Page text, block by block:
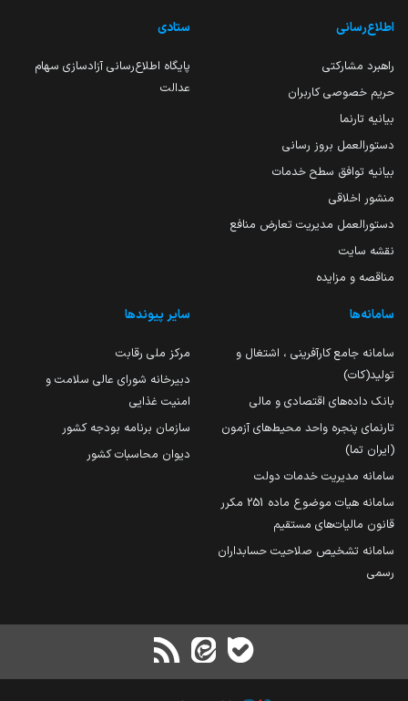
اطلاع‌رسانی
راهبرد مشارکتی
حریم خصوصی کاربران
بیانیه تارنما
دستورالعمل بروز رسانی
بیانیه توافق سطح خدمات
منشور اخلاقی
دستورالعمل مدیریت تعارض منافع
نقشه سایت
مناقصه و مزایده
ستادی
پایگاه اطلاع‌رسانی آزادسازی سهام
عدالت
سامانه‌ها
سامانه جامع کارآفرینی ، اشتغال و
تولید(کات)
بانک داده‌های اقتصادی و مالی
تارنمای پنجره واحد محیط‌های آزمون
(ایران تما)
سامانه مدیریت خدمات دولت
سامانه هیات موضوع ماده 251 مکرر
قانون مالیات‌های مستقیم
سامانه تشخیص صلاحیت حسابداران
رسمی
سایر پیوندها
مرکز ملی رقابت
دبیرخانه شورای عالی سلامت و
امنیت غذایی
سازمان برنامه بودجه کشور
دیوان محاسبات کشور